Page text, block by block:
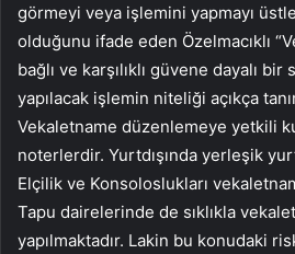
görmeyi veya işlemini yapmayı
olduğunu ifade eden Özelmacıklı
bağlı ve karşılıklı güvene dayalı
yapılacak işlemin niteliği açıkça
Vekaletname düzenlemeye yetkili
noterlerdir. Yurtdışında yerleşik
Elçilik ve Konsoloslukları
Tapu dairelerinde de sıklıkla
yapılmaktadır. Lakin bu konudaki